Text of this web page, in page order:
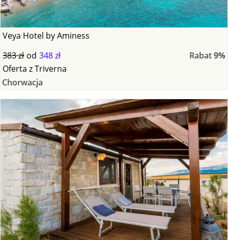
Veya Hotel by Aminess
383 zł od 348 zł Rabat9%
Oferta zTriverna
Chorwacja